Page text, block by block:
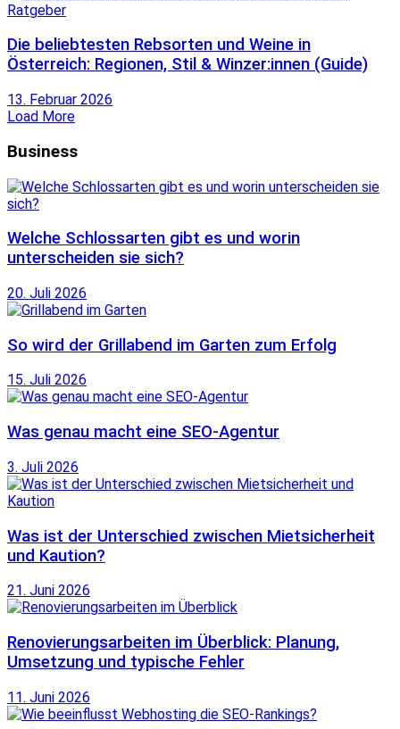
Ratgeber
Die beliebtesten Rebsorten und Weine in
Österreich: Regionen, Stil & Winzer:innen (Guide)
13. Februar 2026
Load More
Business
Welche Schlossarten gibt es und worin
unterscheiden sie sich?
20. Juli 2026
So wird der Grillabend im Garten zum Erfolg
15. Juli 2026
Was genau macht eine SEO-Agentur
3. Juli 2026
Was ist der Unterschied zwischen Mietsicherheit
und Kaution?
21. Juni 2026
Renovierungsarbeiten im Überblick: Planung,
Umsetzung und typische Fehler
11. Juni 2026